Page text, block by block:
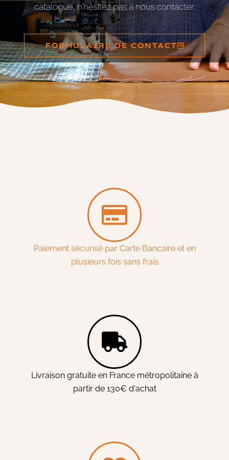
catalogue, n’hésitez pas à nous contacter.
FORMULAIRE DE CONTACT
Paiement sécurisé par Carte Bancaire et en
plusieurs fois sans frais
Livraison gratuite en France métropolitaine à
partir de 130€ d'achat